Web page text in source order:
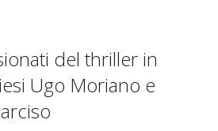
del thriller in
Ugo Moriano e